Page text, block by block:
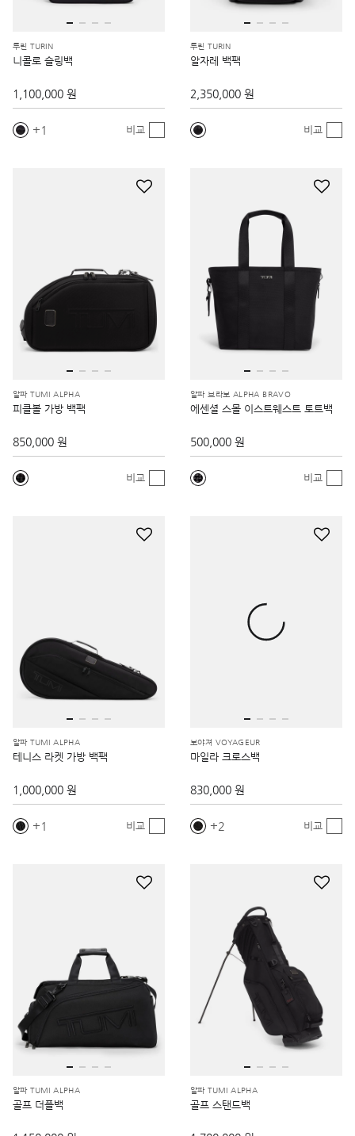
투린 TURIN
니콜로 슬링백
1,100,000 원
1 비교
투린 TURIN
알자레 백팩
2,350,000 원
비교
알파 TUMI ALPHA
피클볼 가방 백팩
850,000 원
비교
알파 브라보 ALPHA BRAVO
에센셜 스몰 이스트웨스트 토트백
500,000 원
비교
알파 TUMI ALPHA
테니스 라켓 가방 백팩
1,000,000 원
1 비교
보야져 VOYAGEUR
마일라 크로스백
830,000 원
2 비교
알파 TUMI ALPHA
골프 더플백
알파 TUMI ALPHA
골프 스탠드백